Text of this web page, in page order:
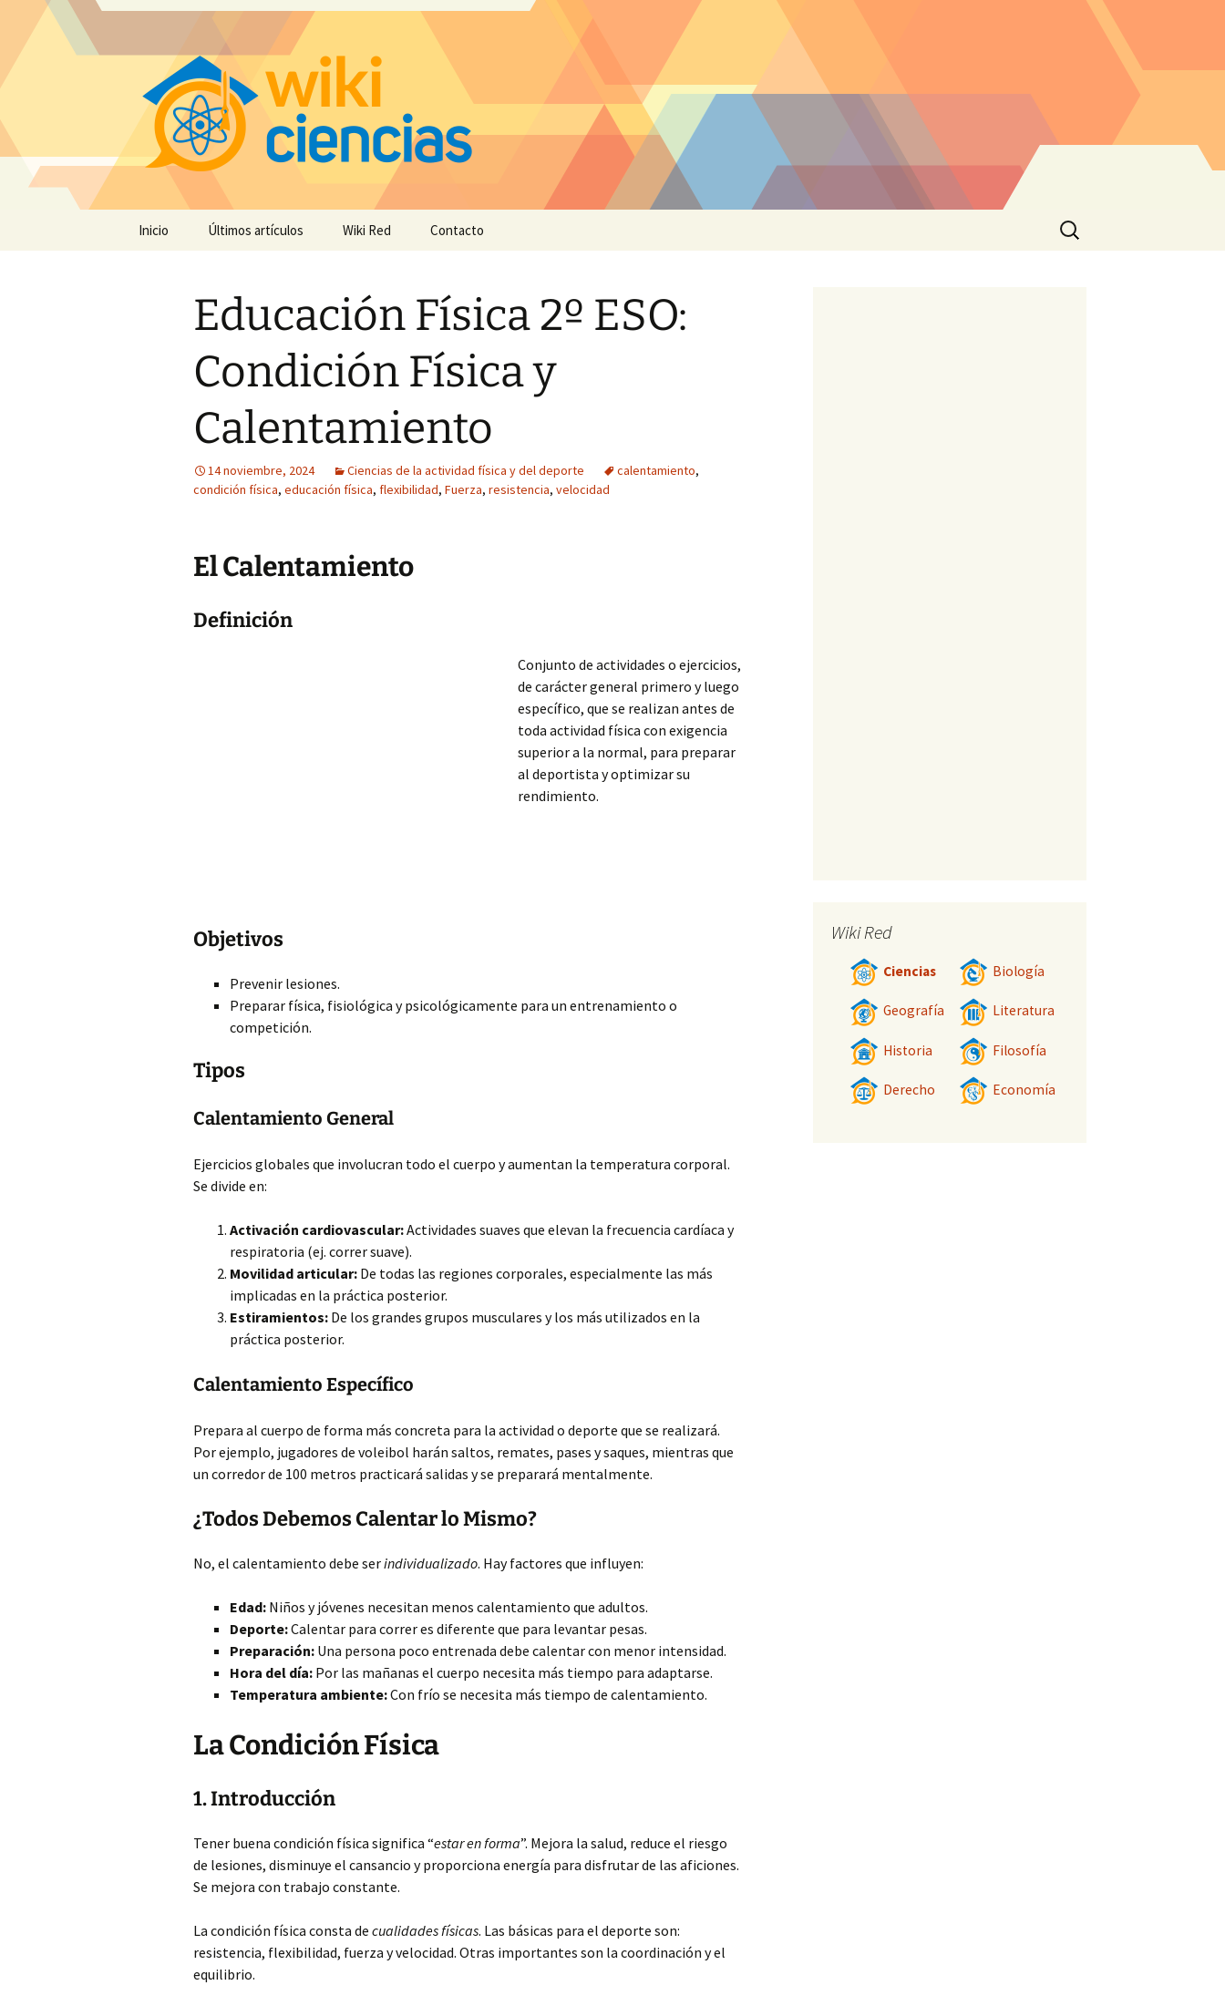
Inicio Últimos artículos Wiki Red Contacto
Buscar:
Educación Física 2º ESO:
Condición Física y
Calentamiento
14 noviembre, 2024 Ciencias de la actividad física y del deporte calentamiento,
condición física, educación física, flexibilidad, Fuerza, resistencia, velocidad
El Calentamiento
Definición
Conjunto de actividades o ejercicios,
de carácter general primero y luego
específico, que se realizan antes de
toda actividad física con exigencia
superior a la normal, para preparar
al deportista y optimizar su
rendimiento.
Objetivos
Prevenir lesiones.
Preparar física, fisiológica y psicológicamente para un entrenamiento o
competición.
Tipos
Calentamiento General
Ejercicios globales que involucran todo el cuerpo y aumentan la temperatura corporal.
Se divide en:
Activación cardiovascular:Actividades suaves que elevan la frecuencia cardíaca y
respiratoria (ej. correr suave).
Movilidad articular: De todas las regiones corporales, especialmente las más
implicadas en la práctica posterior.
Estiramientos: De los grandes grupos musculares y los más utilizados en la
práctica posterior.
Calentamiento Específico
Prepara al cuerpo de forma más concreta para la actividad o deporte que se realizará.
Por ejemplo, jugadores de voleibol harán saltos, remates, pases y saques, mientras que
un corredor de 100 metros practicará salidas y se preparará mentalmente.
¿Todos Debemos Calentar lo Mismo?
No, el calentamiento debe serindividualizado. Hay factores que influyen:
Edad: Niños y jóvenes necesitan menos calentamiento que adultos.
Deporte:Calentar para correr es diferente que para levantar pesas.
Preparación: Una persona poco entrenada debe calentar con menor intensidad.
Hora del día: Por las mañanas el cuerpo necesita más tiempo para adaptarse.
Temperatura ambiente:Con frío se necesita más tiempo de calentamiento.
La Condición Física
1. Introducción
Tener buena condición física significa “estar en forma”. Mejora la salud, reduce el riesgo
de lesiones, disminuye el cansancio y proporciona energía para disfrutar de las aficiones.
Se mejora con trabajo constante.
La condición física consta de cualidades físicas. Las básicas para el deporte son:
resistencia, flexibilidad, fuerza y velocidad. Otras importantes son la coordinación y el
equilibrio.
Wiki Red
Ciencias Biología
Geografía Literatura
Historia Filosofía
Derecho Economía